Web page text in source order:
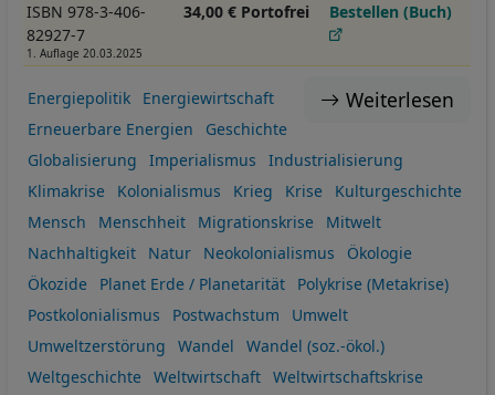
ISBN 978-3-406-
82927-7
1. Auflage 20.03.2025
34,00 € Portofrei Bestellen (Buch)
Weiterlesen
Energiepolitik
Energiewirtschaft
Erneuerbare Energien
Geschichte
Globalisierung
Imperialismus
Industrialisierung
Klimakrise
Kolonialismus Krieg Krise
Kulturgeschichte
Mensch
Menschheit Migrationskrise
Mitwelt
Nachhaltigkeit
Natur Neokolonialismus
Ökologie
Ökozide
Planet Erde / Planetarität
Polykrise (Metakrise)
Postkolonialismus
Postwachstum
Umwelt
Umweltzerstörung
Wandel
Wandel (soz.-ökol.)
Weltgeschichte
Weltwirtschaft
Weltwirtschaftskrise